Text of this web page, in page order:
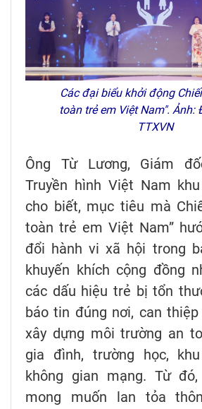
Các đại biểu khởi động
toàn trẻ em Việt Nam". Ảnh:
TTXVN
Ông Từ Lương, Giám
Truyền hình Việt Nam
cho biết, mục tiêu mà
toàn trẻ em Việt Nam”
đổi hành vi xã hội trong
khuyến khích cộng đồng
các dấu hiệu trẻ bị tổn
báo tin đúng nơi, can
xây dựng môi trường an
gia đình, trường học,
không gian mạng. Từ
mong muốn lan tỏa